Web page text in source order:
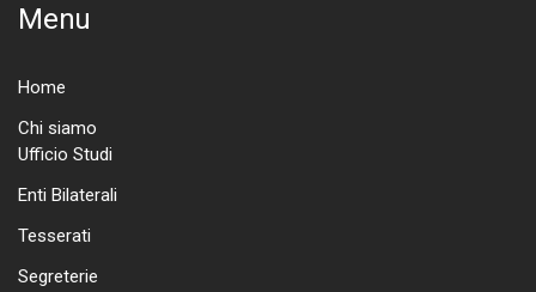
Menu
Home
Chi siamo
Ufficio Studi
Enti Bilaterali
Tesserati
Segreterie